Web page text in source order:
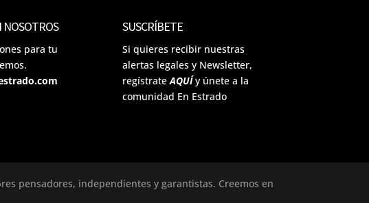
NOSOTROS
para tu
SUSCRÍBETE
Si quieres recibir nuestras
alertas legales y Newsletter,
regístrateAQUÍ y únete a la
comunidad En Estrado
pensadores, independientes y garantistas. Creemos en